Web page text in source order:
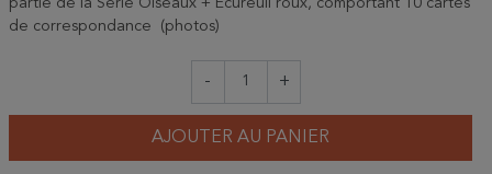
partie de la Série Oiseaux + Ecureuil roux, comportant 10 cartes
de correspondance (photos)
- +
AJOUTER AU PANIER